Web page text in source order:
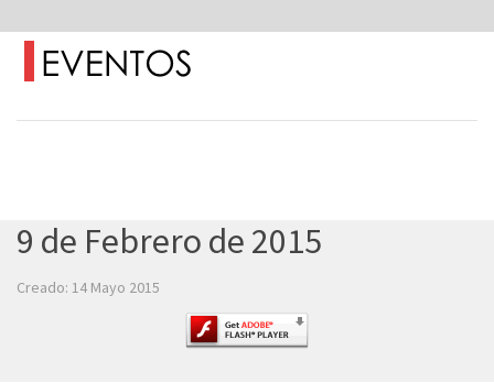
9 de Febrero de 2015
Creado: 14 Mayo 2015